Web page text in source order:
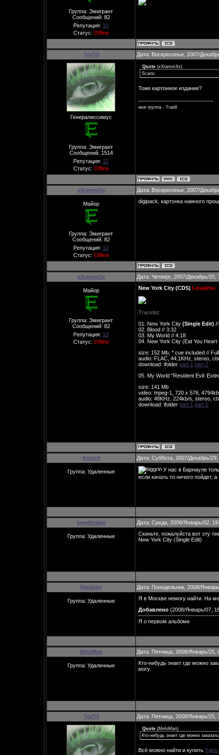
Группа: Эмигрант
Сообщений: 82
Репутация: 10
Статус: Offline
TraTill Дата: Воскресенье, 2007/
Генералиссимус
Группа: Эмигрант
Сообщений: 1514
Репутация: 22
Статус: Offline
Quote (xXrammXx)
Scans:
Тоже картонное издание?
моя группа - Tratill
xXrammXx Дата: Воскресенье, 2007/
Майор
Группа: Эмигрант
Сообщений: 82
Репутация: 10
Статус: Offline
digipack, картонка намного
xXrammXx Дата: Четверг, 2007/Декабрь/
Майор
Группа: Эмигрант
Сообщений: 82
Репутация: 10
Статус: Offline
New York City (CDS) Lossless
Tracklist:
01. New York City (Single Edit)
02. Blood // 3:32
03. My World // 4:18
04. New York City (Eat You
size: 152 Mb, *.cue included //
audio: FLAC, 44,1KHz, stereo,
download: ifolder part 1 part 2
05. My World "Resident Evil:
size: 141 Mb
video: mpeg-1, 720 x 576,
audio: 48KHz, 224kb/s, stereo,
download: ifolder part 1 part 2
Kristof Дата: Суббота, 2007/Декабрь/
Группа: Удаленные
У нас в Барнауле
если качать то ничего пойдет,
breathtaker Дата: Среда, 2008/Январь/02,
Группа: Удаленные
Скиньте, пожалуйста вот эту
New York City (Single Edit)
Raubtier Дата: Понедельник, 2008/
Группа: Удаленные
Я в Москве немогу найти. На
Добавлено (2008/Январь/07,
Я о первом альбоме
MeloMan Дата: Пятница, 2008/Январь/
Группа: Удаленные
Кто-нибудь знает где можно
могу.
TraTill Дата: Пятница, 2008/Январь/
Quote (MeloMan)
Кто-нибудь знает где можно
Всё можно найти и купить